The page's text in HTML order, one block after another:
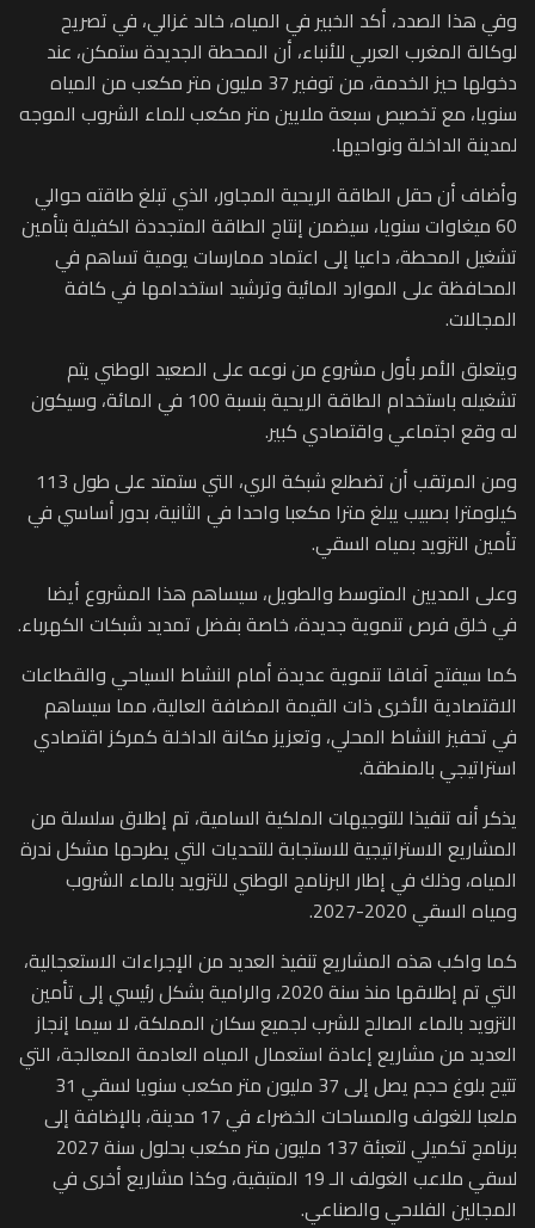
وفي هذا الصدد، أكد الخبير في المياه، خالد غزالي، في تصريح
لوكالة المغرب العربي للأنباء، أن المحطة الجديدة ستمكن، عند
دخولها حيز الخدمة، من توفير 37 مليون متر مكعب من المياه
سنويا، مع تخصيص سبعة ملايين متر مكعب للماء الشروب الموجه
لمدينة الداخلة ونواحيها.
وأضاف أن حقل الطاقة الريحية المجاور، الذي تبلغ طاقته حوالي
60 ميغاوات سنويا، سيضمن إنتاج الطاقة المتجددة الكفيلة بتأمين
تشغيل المحطة، داعيا إلى اعتماد ممارسات يومية تساهم في
المحافظة على الموارد المائية وترشيد استخدامها في كافة
المجالات.
ويتعلق الأمر بأول مشروع من نوعه على الصعيد الوطني يتم
تشغيله باستخدام الطاقة الريحية بنسبة 100 في المائة، وسيكون
له وقع اجتماعي واقتصادي كبير.
ومن المرتقب أن تضطلع شبكة الري، التي ستمتد على طول 113
كيلومترا بصبيب يبلغ مترا مكعبا واحدا في الثانية، بدور أساسي في
تأمين التزويد بمياه السقي.
وعلى المديين المتوسط والطويل، سيساهم هذا المشروع أيضا
في خلق فرص تنموية جديدة، خاصة بفضل تمديد شبكات الكهرباء.
كما سيفتح آفاقا تنموية عديدة أمام النشاط السياحي والقطاعات
الاقتصادية الأخرى ذات القيمة المضافة العالية، مما سيساهم
في تحفيز النشاط المحلي، وتعزيز مكانة الداخلة كمركز اقتصادي
استراتيجي بالمنطقة.
يذكر أنه تنفيذا للتوجيهات الملكية السامية، تم إطلاق سلسلة من
المشاريع الاستراتيجية للاستجابة للتحديات التي يطرحها مشكل ندرة
المياه، وذلك في إطار البرنامج الوطني للتزويد بالماء الشروب
ومياه السقي 2020-2027.
كما واكب هذه المشاريع تنفيذ العديد من الإجراءات الاستعجالية،
التي تم إطلاقها منذ سنة 2020، والرامية بشكل رئيسي إلى تأمين
التزويد بالماء الصالح للشرب لجميع سكان المملكة، لا سيما إنجاز
العديد من مشاريع إعادة استعمال المياه العادمة المعالجة، التي
تتيح بلوغ حجم يصل إلى 37 مليون متر مكعب سنويا لسقي 31
ملعبا للغولف والمساحات الخضراء في 17 مدينة، بالإضافة إلى
برنامج تكميلي لتعبئة 137 مليون متر مكعب بحلول سنة 2027
لسقي ملاعب الغولف الـ 19 المتبقية، وكذا مشاريع أخرى في
المجالين الفلاحي والصناعي.